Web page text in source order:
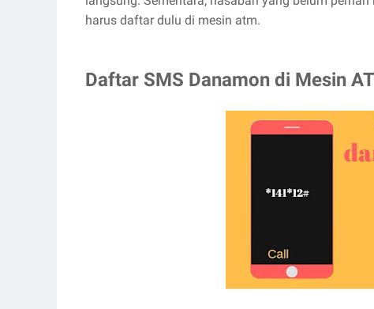
harus daftar dulu di mesin atm.
Daftar SMS Danamon di Mesin